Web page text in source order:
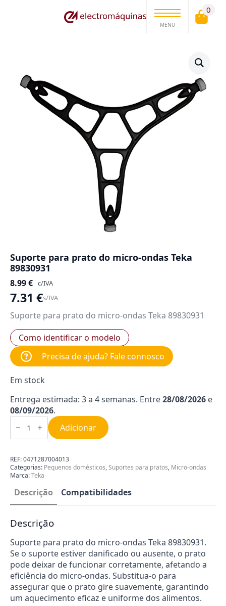
MENU
0
Suporte para prato do micro-ondas Teka
89830931
8.99€ c/IVA
7.31 €s/IVA
Suporte para prato do micro-ondas Teka 89830931
Como identificar o modelo
Precisa de ajuda? Fale connosco
Em stock
Entrega estimada: 3 a 4 semanas. Entre28/08/2026 e
08/09/2026.
Quantidade
de
para
do
micro-
ondas
Teka
89830931
Adicionar
REF:0471287004013
Categorias: Pequenos domésticos,Suportes para pratos, Micro-ondas
Marca:Teka
Descrição Compatibilidades
Descrição
Suporte para prato do micro-ondas Teka 89830931.
Se o suporte estiver danificado ou ausente, o prato
pode deixar de funcionar corretamente, afetando a
eficiência do micro-ondas. Substitua-o para
assegurar que o prato gire suavemente, garantindo
um aquecimento eficaz e uniforme dos alimentos.